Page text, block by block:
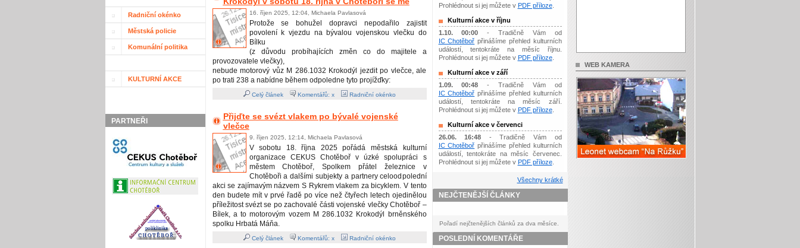
Radniční okénko
Městská policie
Komunální politika
KULTURNÍ AKCE
PARTNEŘI
16. říjen 2025, 12:04, Michaela Pavlasová
Protože se bohužel dopravci nepodařilo zajistit
povolení k vjezdu na bývalou vojenskou vlečku do
Bílku
(z důvodu probíhajících změn co do majitele a
provozovatele vlečky),
nebude motorový vůz M 286.1032 Krokodýl jezdit po vlečce, ale
po trati 238 a nabídne během odpoledne tyto projížďky:
Celý článek Komentářů: x Radniční okénko
Přijďte se svézt vlakem po bývalé vojenské
vlečce
9. říjen 2025, 12:14, Michaela Pavlasová
V sobotu 18. října 2025 pořádá městská kulturní
organizace CEKUS Chotěboř v úzké spolupráci s
městem Chotěboř, Spolkem přátel železnice v
Chotěboři a dalšími subjekty a partnery celoodpolední
akci se zajímavým názvem S Rykrem vlakem za bicyklem. V tento
den budete mít v prvé řadě po více než čtyřech letech ojedinělou
příležitost svézt se po zachovalé části vojenské vlečky Chotěboř –
Bílek, a to motorovým vozem M 286.1032 Krokodýl brněnského
spolku Hrbatá Máňa.
Celý článek Komentářů: x Radniční okénko
Prohlédnout si jej můžete v PDF příloze.
Kulturní akce v říjnu
1.10. 00:00 - Tradičně Vám od
IC Chotěboř přinášíme přehled kulturních
událostí, tentokráte na měsíc říjnu.
Prohlédnout si jej můžete v PDF příloze.
Kulturní akce v září
1.09. 00:48 - Tradičně Vám od
IC Chotěboř přinášíme přehled kulturních
událostí, tentokráte na měsíc září.
Prohlédnout si jej můžete v PDF příloze.
Kulturní akce v červenci
26.06. 16:48 - Tradičně Vám od
IC Chotěboř přinášíme přehled kulturních
událostí, tentokráte na měsíc červenec.
Prohlédnout si jej můžete v PDF příloze.
Všechny krátké
NEJČTENĚJŠÍ ČLÁNKY
Pořadí nejčtenějších článků za dva měsíce.
POSLEDNÍ KOMENTÁŘE
WEB KAMERA